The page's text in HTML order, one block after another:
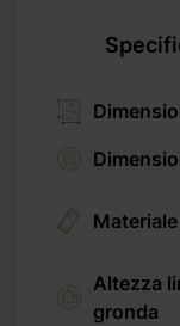
Materiale
Altezza
gronda